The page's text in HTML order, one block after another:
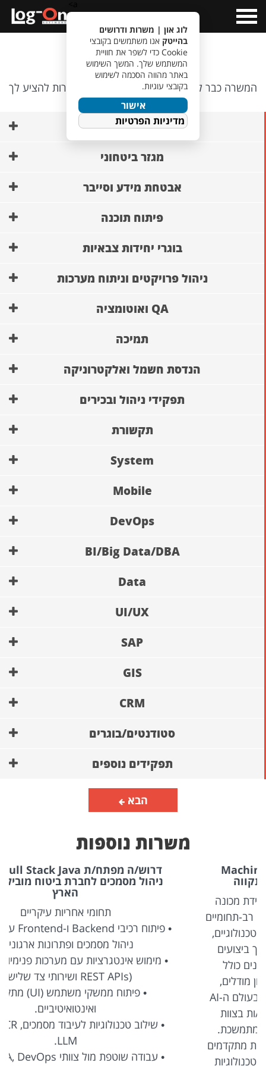
Menu
אופס…
המשרה כבר לא קיימת, אבל יש לנו משרות אחרות להציע לך
🙂
AI ופיתוח מודלים
מגזר ביטחוני
אבטחת מידע וסייבר
פיתוח תוכנה
בוגרי יחידות צבאיות
ניהול פרויקטים וניתוח מערכות
QA ואוטומציה
תמיכה
הנדסת חשמל ואלקטרוניקה
תפקידי ניהול ובכירים
תקשורת
System
Mobile
DevOps
BI/Big Data/DBA
Data
UI/UX
SAP
GIS
CRM
סטודנטים/בוגרים
תפקידים נוספים
הבא
משרות נוספות
דרוש/ה מפתח/ת Full Stack Java בתחום
ניהול מסמכים לחברת ביטוח מובילה במרכז
תחומי אחריות עיקריים
• פיתוח רכיבי Backend ו-Frontend עבור מערכות
ניהול מסמכים ופתרונות ארגוניים.
• מימוש אינטגרציות עם מערכות פנימיות וחיצוניות
• פיתוח ממשקי משתמש (UI) מתקדמים
• שילוב טכנולוגיות לעיבוד מסמכים, OCR ומודולי
• עבודה שוטפת מול צוותי QA, DevOps ומנהלי
לוג און | משרות ודרושים
בהייטק אנו משתמשים בקובצי
Cookie כדי לשפר את חוויית
המשתמש שלך. המשך השימוש
באתר מהווה הסכמה לשימוש
בקובצי עוגיות.
אישור
מדיניות הפרטיות